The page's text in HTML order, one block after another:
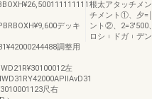
デッキ
調整用
左
尺右
根太アタッチメ
チメント①、夕=
ント②、2=3′500
ロシ︲ドガ︲デ